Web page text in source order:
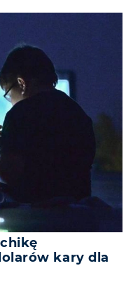
kary dla